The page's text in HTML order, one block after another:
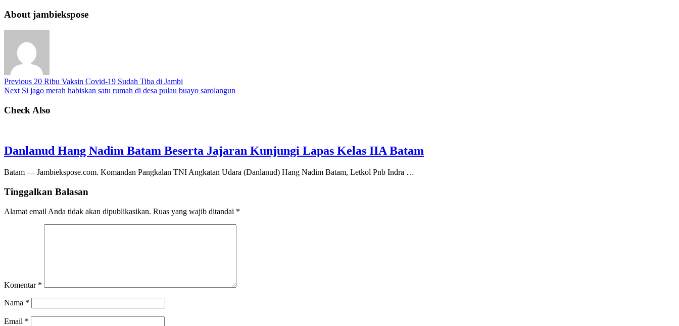
About jambiekspose
Previous 20 Ribu Vaksin Covid-19 Sudah Tiba di Jambi
Next Si jago merah habiskan satu rumah di desa pulau buayo sarolangun
Check Also
Danlanud Hang Nadim Batam Beserta Jajaran Kunjungi Lapas Kelas IIA Batam
Batam — Jambiekspose.com. Komandan Pangkalan TNI Angkatan Udara (Danlanud) Hang Nadim Batam, Letkol Pnb Indra …
Tinggalkan Balasan
Alamat email Anda tidak akan dipublikasikan. Ruas yang wajib ditandai *
Komentar *
Nama *
Email *